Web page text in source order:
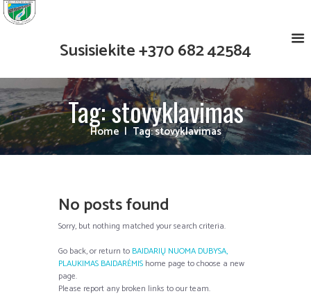
Susisiekite+370 682 42584
Tag: stovyklavimas
Home Tag: stovyklavimas
No posts found
Sorry, but nothing matched your search criteria.
Go back, or return to BAIDARIŲ NUOMA DUBYSA,
PLAUKIMAS BAIDARĖMIS home page to choose a new
page.
Please report any broken links to our team.